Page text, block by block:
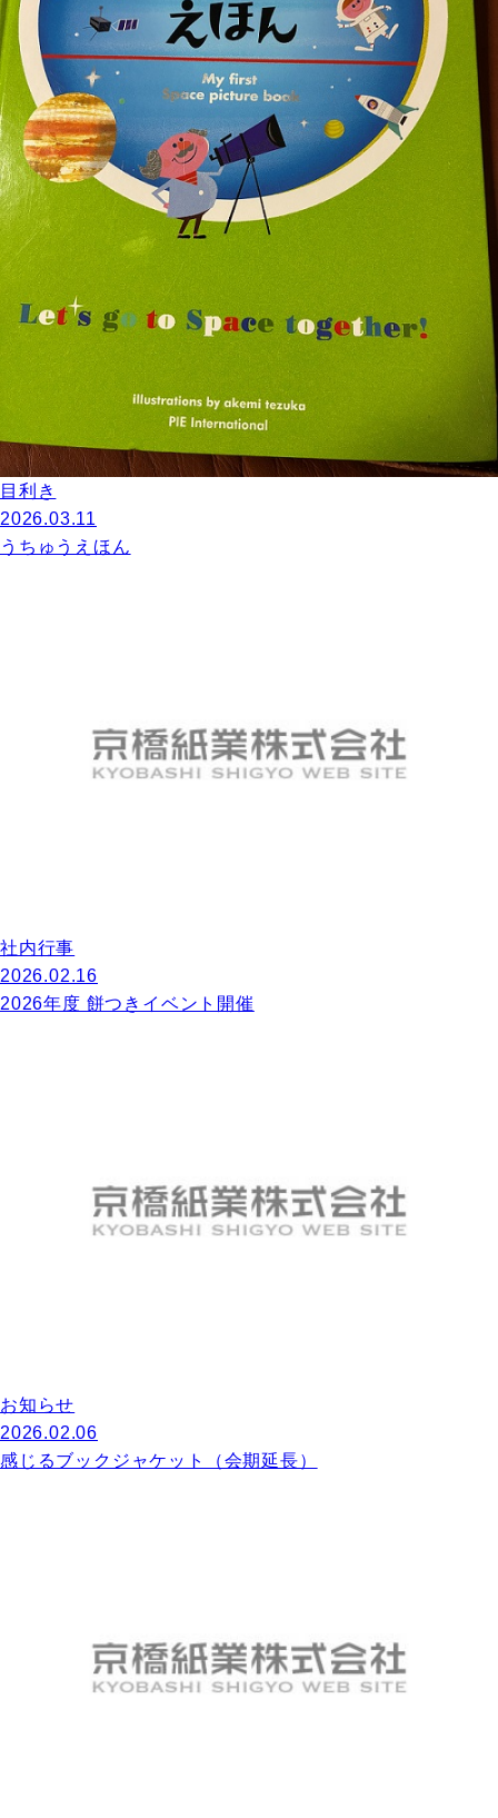
目利き
2026.03.11
うちゅうえほん
社内行事
2026.02.16
2026年度 餅つきイベント開催
お知らせ
2026.02.06
感じるブックジャケット（会期延長）